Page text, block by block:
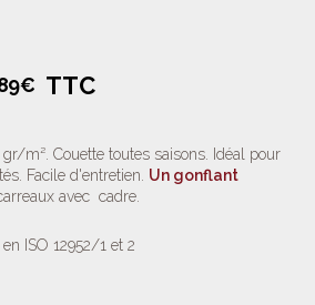
TTC
m². Couette toutes saisons. Idéal pour
Facile d'entretien. Un gonflant
avec cadre.
en ISO 12952/1 et 2